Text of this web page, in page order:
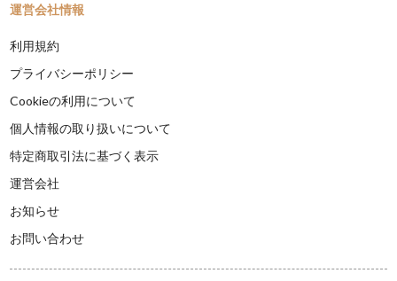
運営会社情報
利用規約
プライバシーポリシー
Cookieの利用について
個人情報の取り扱いについて
特定商取引法に基づく表示
運営会社
お知らせ
お問い合わせ